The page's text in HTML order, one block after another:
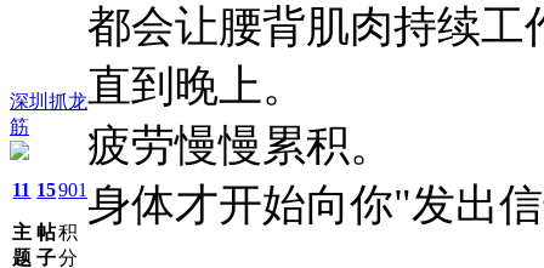
深圳抓龙
筋
11
主
题
15
帖
子
901
积
分
都会让腰背肌肉持续工
直到晚上。
疲劳慢慢累积。
身体才开始向你"发出